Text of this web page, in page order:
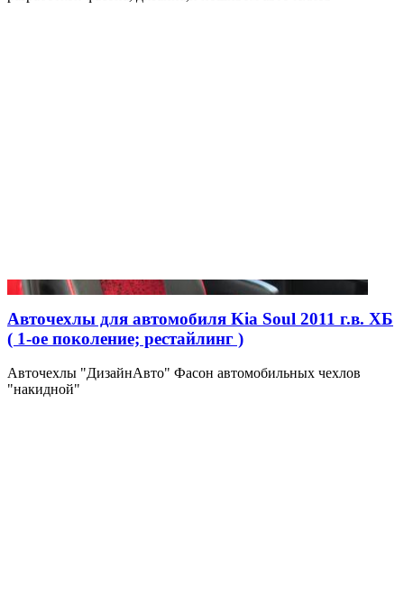
Авточехлы для автомобиля Kia Soul 2011 г.в. ХБ
( 1-ое поколение; рестайлинг )
Авточехлы "ДизайнАвто" Фасон автомобильных чехлов
"накидной"